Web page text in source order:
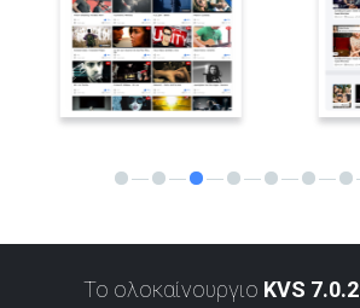
Το ολοκαίνουργιο KVS 7.0.2